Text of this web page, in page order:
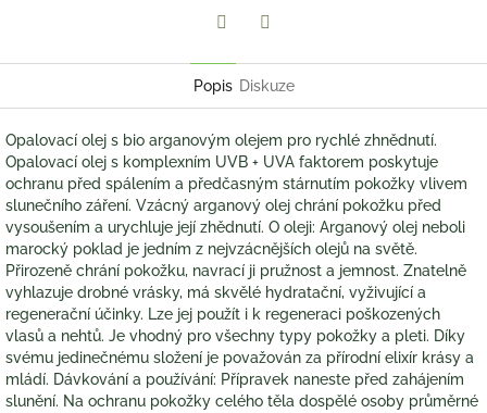
Popis Diskuze
Opalovací olej s bio arganovým olejem pro rychlé zhnědnutí.
Opalovací olej s komplexním UVB + UVA faktorem poskytuje
ochranu před spálením a předčasným stárnutím pokožky vlivem
slunečního záření. Vzácný arganový olej chrání pokožku před
vysoušením a urychluje její zhědnutí. O oleji: Arganový olej neboli
marocký poklad je jedním z nejvzácnějších olejů na světě.
Přirozeně chrání pokožku, navrací ji pružnost a jemnost. Znatelně
vyhlazuje drobné vrásky, má skvělé hydratační, vyživující a
regenerační účinky. Lze jej použít i k regeneraci poškozených
vlasů a nehtů. Je vhodný pro všechny typy pokožky a pleti. Díky
svému jedinečnému složení je považován za přírodní elixír krásy a
mládí. Dávkování a používání: Přípravek naneste před zahájením
slunění. Na ochranu pokožky celého těla dospělé osoby průměrné